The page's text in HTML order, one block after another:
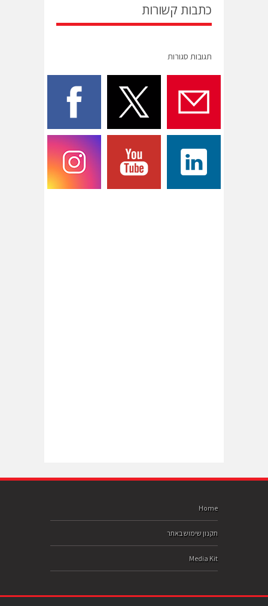
כתבות קשורות
תגובות סגורות
Home
תקנון שימוש באתר
Media Kit